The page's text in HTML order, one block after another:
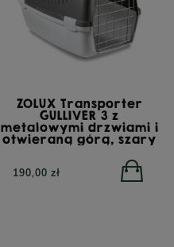
ZOLUX Transporter
GULLIVER 3 z
metalowymi drzwiami i
otwieraną górą, szary
190,00 zł